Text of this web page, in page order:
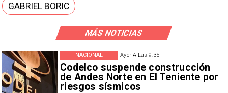
MÁS NOTICIAS
Ayer A Las 9:35
Codelco suspende construcción
de Andes Norte en El Teniente por
riesgos sísmicos
NACIONAL
GABRIEL BORIC